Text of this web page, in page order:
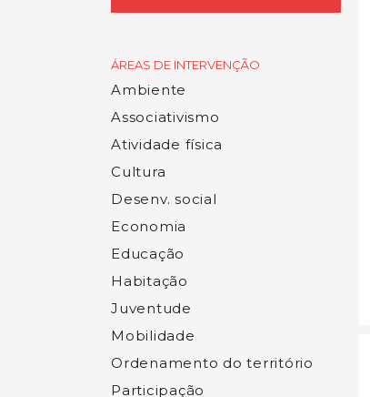
ÁREAS DE INTERVENÇÃO
Ambiente
Associativismo
Atividade física
Cultura
Desenv. social
Economia
Educação
Habitação
Juventude
Mobilidade
Ordenamento do território
Participação